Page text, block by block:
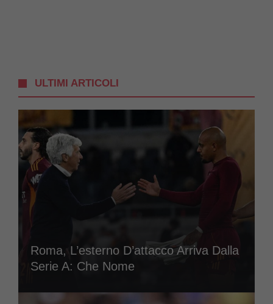
ULTIMI ARTICOLI
Roma, L’esterno D’attacco Arriva Dalla
Serie A: Che Nome